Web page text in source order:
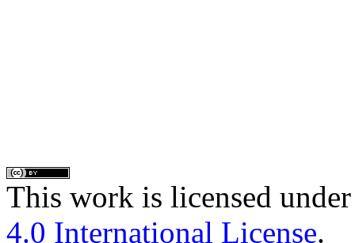
This work is licensed
4.0 International License.